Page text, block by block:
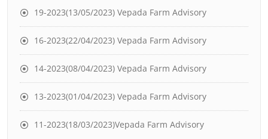
19-2023(13/05/2023) Vepada Farm Advisory
16-2023(22/04/2023) Vepada Farm Advisory
14-2023(08/04/2023) Vepada Farm Advisory
13-2023(01/04/2023) Vepada Farm Advisory
11-2023(18/03/2023)Vepada Farm Advisory